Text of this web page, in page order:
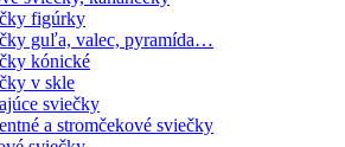
figúrky
guľa, valec, pyramída…
kónické
v skle
sviečky
a stromčekové sviečky